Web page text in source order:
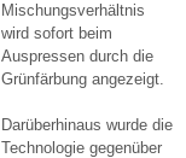
Mischungsverhältnis
wird sofort beim
Auspressen durch die
Grünfärbung angezeigt.
Darüberhinaus wurde die
Technologie gegenüber